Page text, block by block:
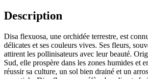
Description
Disa flexuosa, une orchidée terrestre, est
délicates et ses couleurs vives. Ses fleurs,
attirent les pollinisateurs avec leur beauté.
Sud, elle prospère dans les zones humides et
réussir sa culture, un sol bien drainé et un